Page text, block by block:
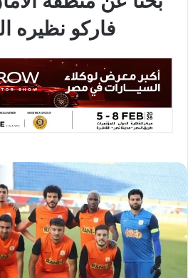
فاركو نظيره